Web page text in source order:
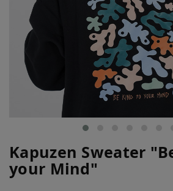
Kapuzen Sweater
your Mind"